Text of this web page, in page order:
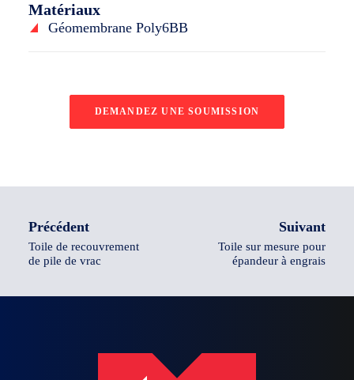
Matériaux
Géomembrane Poly6BB
DEMANDEZ UNE SOUMISSION
Suivant
Toile sur mesure pour
épandeur à engrais
Précédent
Toile de recouvrement
de pile de vrac